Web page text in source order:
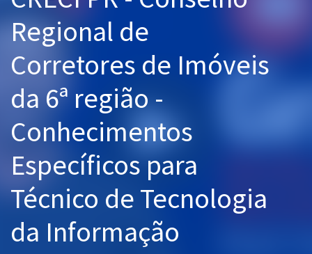
Graduação
Mentorias
Questões grátis
Conteúdo gratuito
Blog
Aprovados
Regional de
Corretores de Imóveis
da 6ª região -
Conhecimentos
Específicos para
Técnico de Tecnologia
da Informação